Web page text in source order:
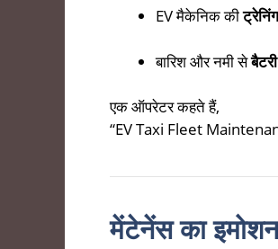
EV मैकेनिक कीट्रेनिंग
बारिश और नमी से
एक ऑपरेटर कहते हैं,
“EV Taxi Fleet
मेंटेनेंस का